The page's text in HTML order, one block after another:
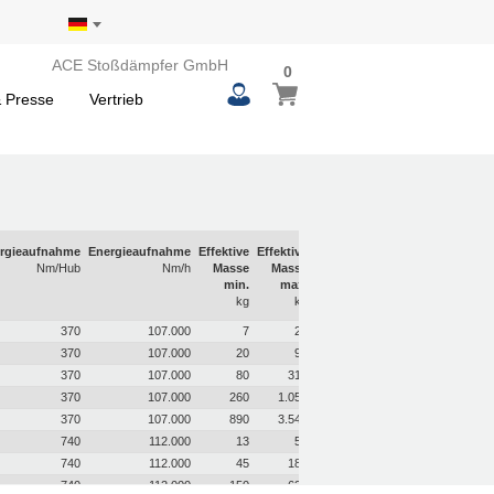
ACE Stoßdämpfer GmbH
Presse Vertrieb
0
Nm/Hub
Energieaufnahme
Nm/h
Effektive
Masse
min.
kg
Effektive
Masse
max.
kg
370 107.000 7
27
370 107.000 20
90
370 107.000 80
310
370 107.000 260
1.050
370 107.000 890
3.540
740 112.000 13
54
740 112.000 45
180
740 112.000 150
620